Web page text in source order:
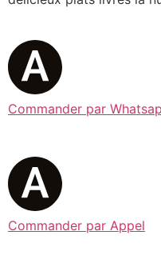
Commander par
Commander par Appel